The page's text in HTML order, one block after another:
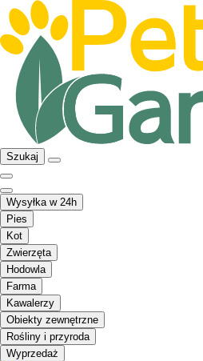
Szukaj
Wysyłka w 24h
Pies
Kot
Zwierzęta
Hodowla
Farma
Kawalerzy
Obiekty zewnętrzne
Rośliny i przyroda
Wyprzedaż